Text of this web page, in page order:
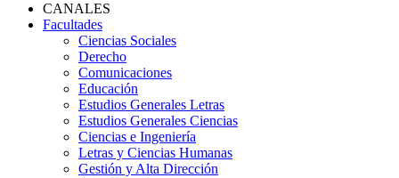
CANALES
Facultades
Ciencias Sociales
Derecho
Comunicaciones
Educación
Estudios Generales Letras
Estudios Generales Ciencias
Ciencias e Ingeniería
Letras y Ciencias Humanas
Gestión y Alta Dirección